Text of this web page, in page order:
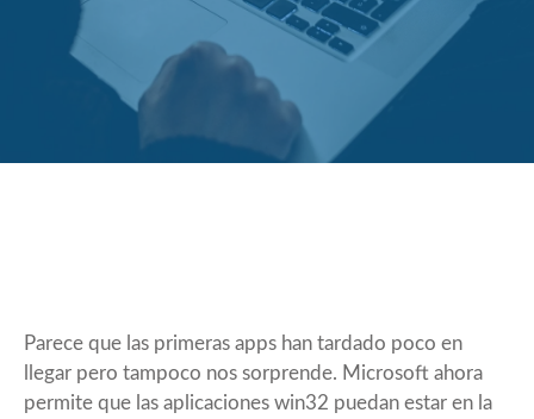
Parece que las primeras apps han tardado poco en
llegar pero tampoco nos sorprende. Microsoft ahora
permite que las aplicaciones win32 puedan estar en la